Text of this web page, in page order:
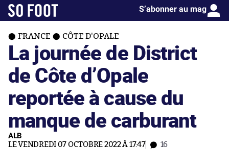
S’abonner au mag
FRANCE CÔTE D'OPALE
La journée de District
de Côte d’Opale
reportée à cause du
manque de carburant
ALB
LE VENDREDI 07 OCTOBRE 2022 À 17:47 16